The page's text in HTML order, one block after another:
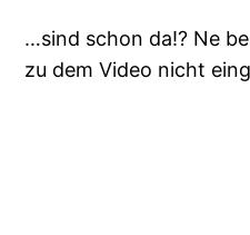
…sind schon da!? Ne
zu dem Video nicht